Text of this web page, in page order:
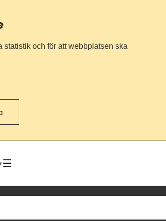
och för att webbplatsen ska